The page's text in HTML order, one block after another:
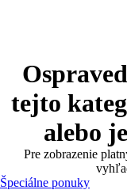
tejto
alebo
Pre zobrazenie
Špeciálne ponuky